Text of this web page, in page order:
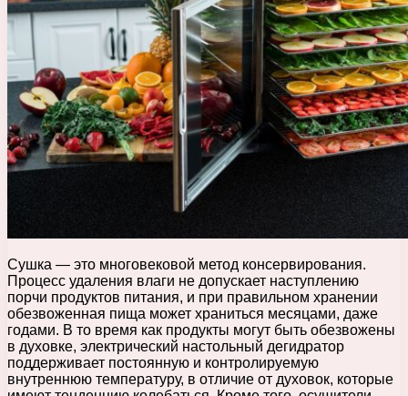
Сушка — это многовековой метод консервирования.
Процесс удаления влаги не допускает наступлению
порчи продуктов питания, и при правильном хранении
обезвоженная пища может храниться месяцами, даже
годами. В то время как продукты могут быть обезвожены
в духовке, электрический настольный дегидратор
поддерживает постоянную и контролируемую
внутреннюю температуру, в отличие от духовок, которые